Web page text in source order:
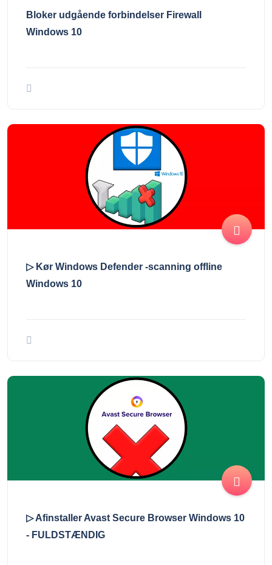
Bloker udgående forbindelser Firewall
Windows 10
▷ Kør Windows Defender -scanning offline
Windows 10
▷ Afinstaller Avast Secure Browser Windows 10
- FULDSTÆNDIG